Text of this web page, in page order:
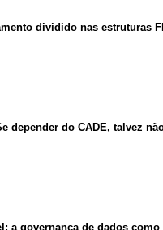
dividido nas estruturas
depender do CADE, talvez
a governança de dados como